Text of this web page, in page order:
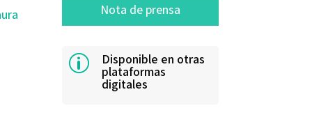
Nota de prensa
p Disponible en otras
plataformas
digitales